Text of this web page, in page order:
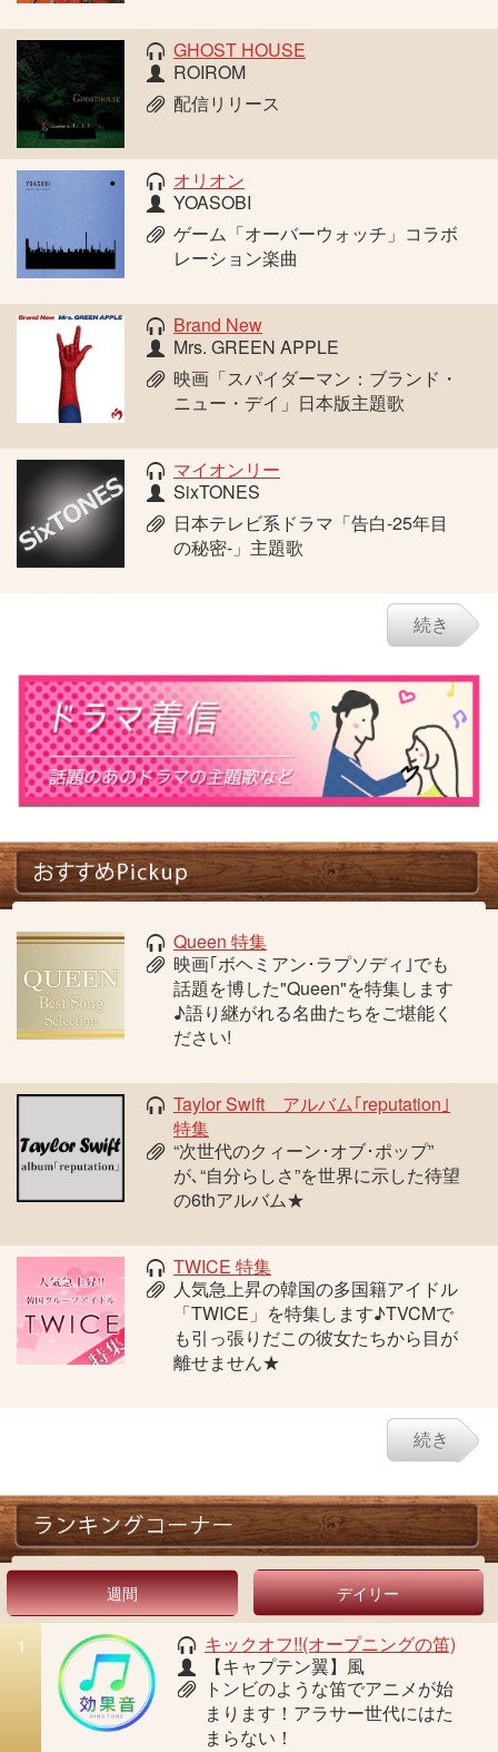
GHOST HOUSE
ROIROM
配信リリース
オリオン
YOASOBI
ゲーム「オーバーウォッチ」コラボ
レーション楽曲
Brand New
Mrs. GREEN APPLE
映画「スパイダーマン：ブランド・
ニュー・デイ」日本版主題歌
マイオンリー
SixTONES
日本テレビ系ドラマ「告白-25年目
の秘密-」主題歌
続き
Queen 特集
映画｢ボヘミアン･ラプソディ｣でも
話題を博した"Queen"を特集します
♪語り継がれる名曲たちをご堪能く
ださい!
Taylor Swift アルバム｢reputation｣
特集
“次世代のクィーン･オブ･ポップ”
が､“自分らしさ”を世界に示した待望
の6thアルバム★
TWICE 特集
人気急上昇の韓国の多国籍アイドル
「TWICE」を特集します♪TVCMで
も引っ張りだこの彼女たちから目が
離せません★
続き
週間 デイリー
1
キックオフ!!(オープニングの笛)
【キャプテン翼】風
トンビのような笛でアニメが始
まります！アラサー世代にはた
まらない！